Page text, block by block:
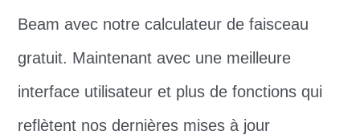
Beam avec notre calculateur de faisceau
gratuit. Maintenant avec une meilleure
interface utilisateur et plus de fonctions qui
reflètent nos dernières mises à jour